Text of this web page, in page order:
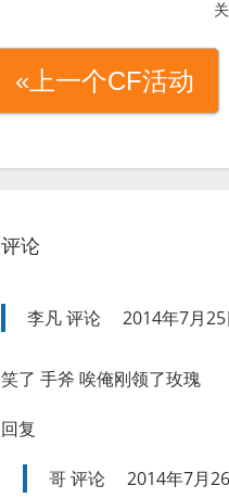
«上一个CF活动
评论
李凡评论 2014年7月
笑了 手斧 唉俺刚领了玫瑰
回复
哥评论 2014年7月